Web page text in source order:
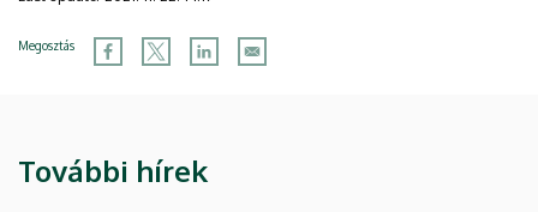
Megosztás
További hírek